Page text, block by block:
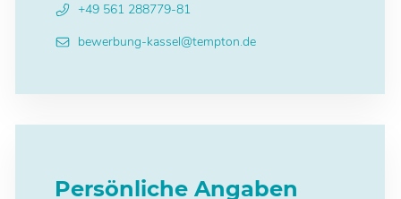
+49 561 288779-81
bewerbung-kassel@tempton.de
Persönliche Angaben